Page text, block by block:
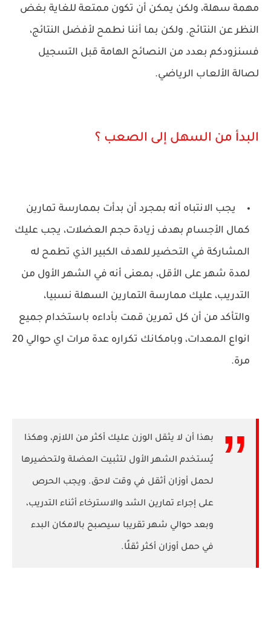
مهمة سهلة، ولكن يمكن أن تكون ممتعة للغاية بغض
النظر عن النتائج. ولكن بما أننا نطمح لأفضل النتائج،
فسنزودكم بعدد من النصائح الهامة قبل التسجيل
لصالة الألعاب الرياضي.
البدأ من السهل إلى الصعب ؟
يجب الانتباه أنه بمجرد أن بدأت بممارسة تمارين
كمال الأجسام بهدف زيادة حجم العضلات، يجب عليك
المشاركة في التحضير للهدف الكبير الذي تطمح له
لمدة شهر على الأقل، بمعنى أنه في الشهر الأول من
التدريب، عليك ممارسة التمارين السهلة نسبيا،
والتأكد من أن كل تمرين قمت بأداءه باستخدام جميع
انواع المعدات، وبامكانك تكراره عدة مرات اي حوالي 20
مرة.
بهذا أن لا يثقل الوزن عليك أكثر من اللازم، وهكذا
يُستخدم الشهر الأول لتثبيت العضلة ولتحضيرها
لحمل أوزان أثقل في وقت لاحق. ويجب الحرص
على إجراء تمارين الشد والاسترخاء أثناء التدريب،
وبعد حوالي شهر تقريبا سيصبح بالامكان البدء
في حمل أوزان أكثر ثقلًا.